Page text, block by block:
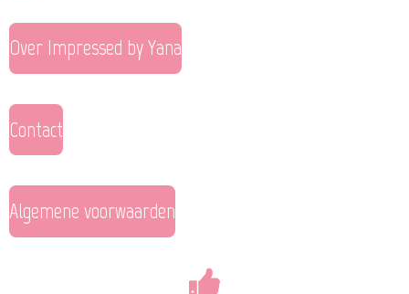
Over Impressed by Yana
Contact
Algemene voorwaarden